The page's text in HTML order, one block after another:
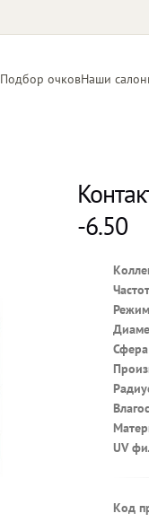
Подбор очковНаши
-6.50
UV
Код